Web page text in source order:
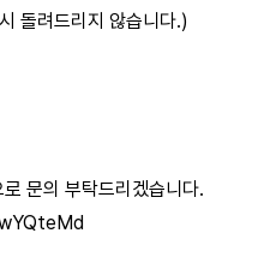
려드리지 않습니다.)
문의 부탁드리겠습니다.